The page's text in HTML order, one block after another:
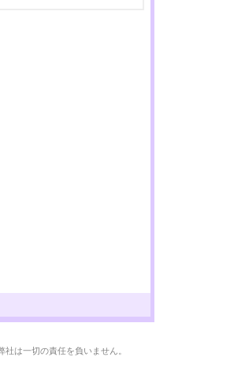
は一切の責任を負いません。